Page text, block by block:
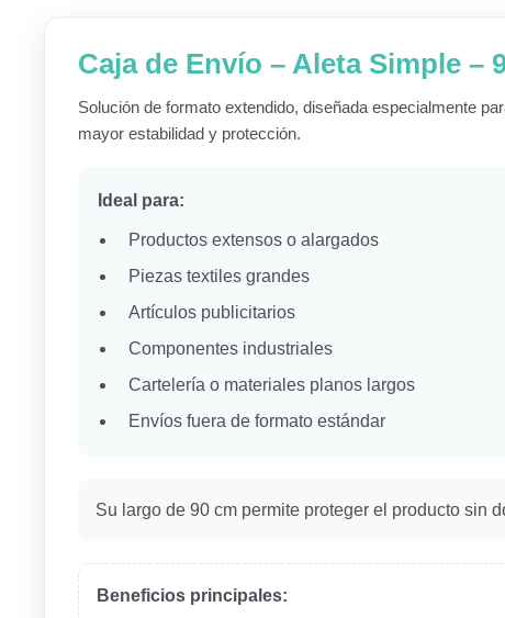
Caja de Envío – Aleta Simple –
Solución de formato extendido, diseñada especialmente
mayor estabilidad y protección.
Ideal para:
Productos extensos o alargados
Piezas textiles grandes
Artículos publicitarios
Componentes industriales
Cartelería o materiales planos largos
Envíos fuera de formato estándar
Su largo de 90 cm permite proteger el producto sin
Beneficios principales: